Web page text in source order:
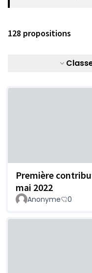
128 propositions
Première
mai 2022
Anonyme 0